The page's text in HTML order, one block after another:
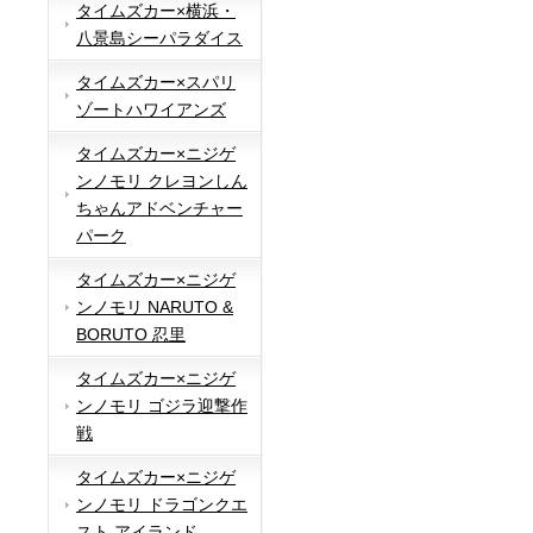
タイムズカー×横浜・
八景島シーパラダイス
タイムズカー×スパリ
ゾートハワイアンズ
タイムズカー×ニジゲ
ンノモリ クレヨンしん
ちゃんアドベンチャー
パーク
タイムズカー×ニジゲ
ンノモリ NARUTO &
BORUTO 忍里
タイムズカー×ニジゲ
ンノモリ ゴジラ迎撃作
戦
タイムズカー×ニジゲ
ンノモリ ドラゴンクエ